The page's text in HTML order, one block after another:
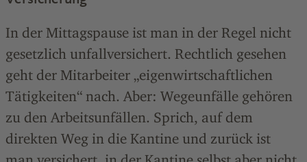
In der Mittagspause ist man in der Regel nicht
gesetzlich unfallversichert. Rechtlich gesehen
geht der Mitarbeiter „eigenwirtschaftlichen
Tätigkeiten“ nach. Aber: Wegeunfälle gehören
zu den Arbeitsunfällen. Sprich, auf dem
direkten Weg in die Kantine und zurück ist